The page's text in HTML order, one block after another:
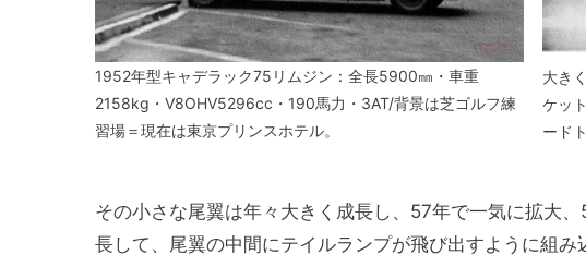
1952年型キャデラック75リムジン：全長5900㎜・車重
2158kg・V8OHV5296cc・190馬力・3AT/背景は芝ゴルフ練
習場＝現在は東京プリンスホテル。
大き
ケッ
ード
その小さな尾翼は年々大きく成長し、57年で一気に拡大
長して、尾翼の中間にテイルランプが飛び出すように組